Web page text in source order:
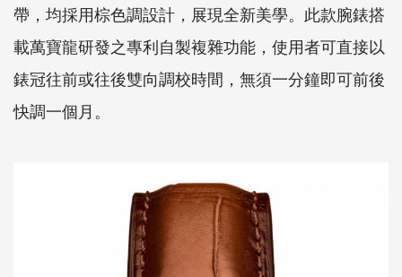
帶，均採用棕色調設計，展現全新美學。此款腕錶搭
載萬寶龍研發之專利自製複雜功能，使用者可直接以
錶冠往前或往後雙向調校時間，無須一分鐘即可前後
快調一個月。